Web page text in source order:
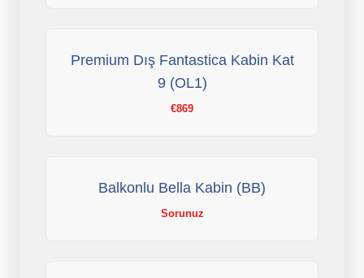
Premium Dış Fantastica Kabin Kat
9 (OL1)
€869
Balkonlu Bella Kabin (BB)
Sorunuz